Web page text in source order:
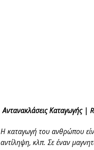
Αντανακλάσεις Καταγωγής |
Η καταγωγή του ανθρώπου
αντίληψη, κλπ. Σε έναν